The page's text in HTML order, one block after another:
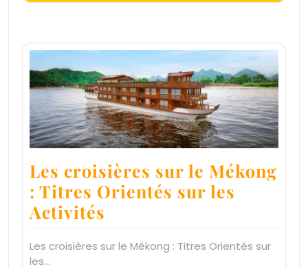
Les croisières sur le Mékong
: Titres Orientés sur les
Activités
Les croisières sur le Mékong : Titres Orientés sur
les…